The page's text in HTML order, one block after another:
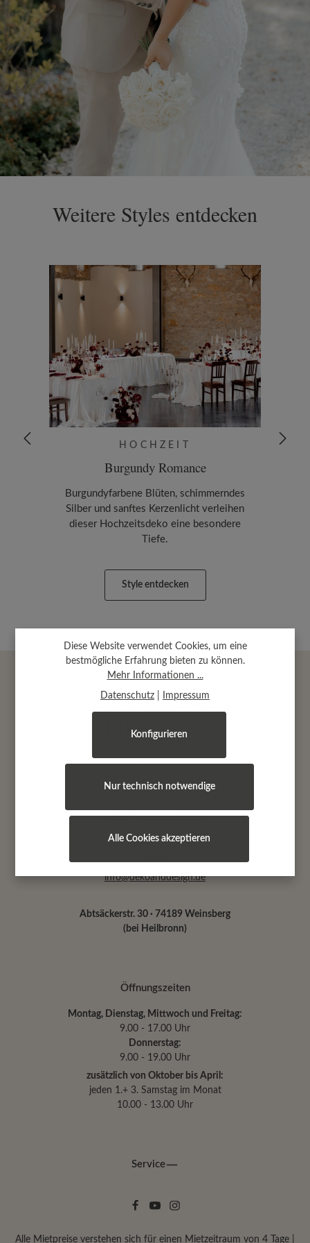
Weitere Styles entdecken
Bildergalerie überspringen
HOCHZEIT
Burgundy Romance
Burgundyfarbene Blüten, schimmerndes
Silber und sanftes Kerzenlicht verleihen
dieser Hochzeitsdeko eine besondere
Tiefe.
Style entdecken
+ 49 (0) 7134 9180181
+ 49 (0) 7134 9180182
Mail
info@dekoanddesign.de
Abtsäckerstr. 30 · 74189 Weinsberg
(bei Heilbronn)
Öffnungszeiten
Montag, Dienstag, Mittwoch und Freitag:
9.00 - 17.00 Uhr
Donnerstag:
9.00 - 19.00 Uhr
zusätzlich von Oktober bis April:
jeden 1.+ 3. Samstag im Monat
10.00 - 13.00 Uhr
Service
Alle Mietpreise verstehen sich für einen Mietzeitraum von 4 Tage |
Diese Website verwendet Cookies, um eine
bestmögliche Erfahrung bieten zu können.
Mehr Informationen ...
Datenschutz Impressum
Nur technisch notwendige
Konfigurieren
Alle Cookies akzeptieren